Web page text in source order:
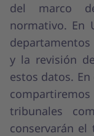
del marco
normativo. En
y la revisión
estos datos.
tribunales
conservarán el